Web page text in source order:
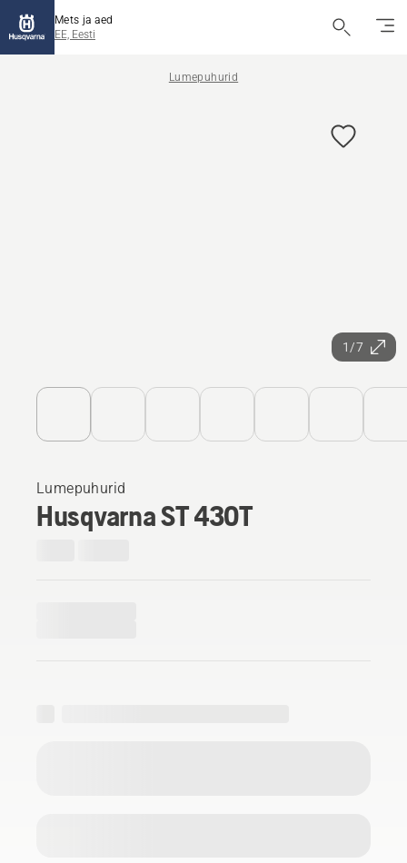
Mets ja aed
EE, Eesti
Lumepuhurid
1/7
Lumepuhurid
Husqvarna ST 430T